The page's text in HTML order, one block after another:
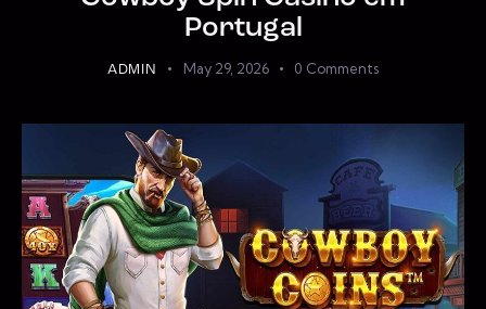
Portugal
ADMIN May 29, 2026 0 Comments